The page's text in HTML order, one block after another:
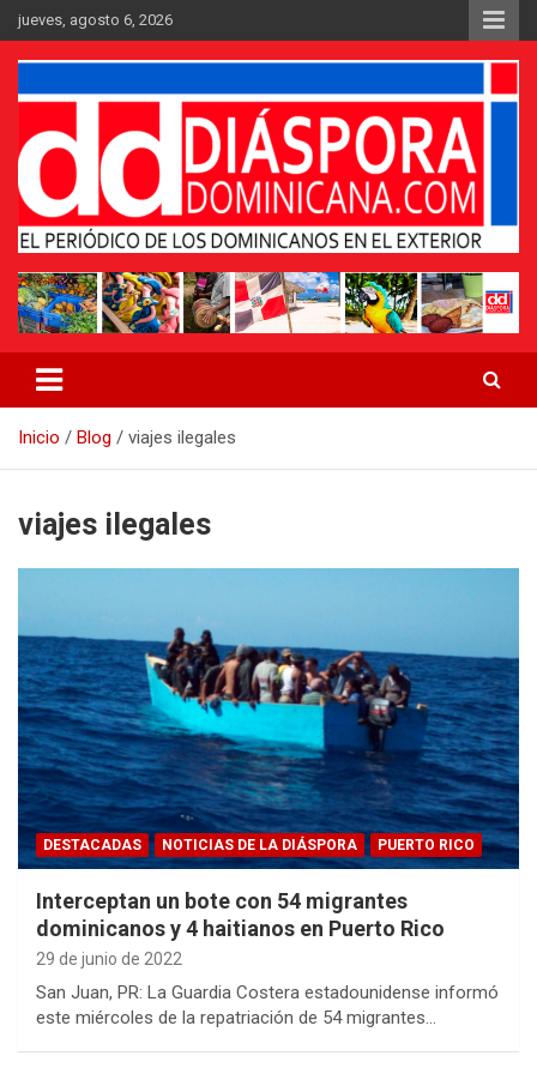
Saltar
al
contenido
jueves, agosto 6, 2026
Periódico Diáspora Dominicana
Inicio Blog viajes ilegales
viajes ilegales
DESTACADAS NOTICIAS DE LA DIÁSPORA PUERTO RICO
Interceptan un bote con 54 migrantes
dominicanos y 4 haitianos en Puerto Rico
29 de junio de 2022
San Juan, PR: La Guardia Costera estadounidense informó
este miércoles de la repatriación de 54 migrantes…